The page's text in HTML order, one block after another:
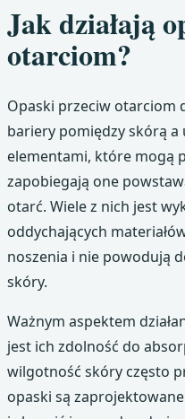
Jak działają
otarciom?
Opaski przeciw otarciom
bariery pomiędzy skórą
elementami, które mogą
zapobiegają one
otarć. Wiele z nich jest
oddychających
noszenia i nie powodują
skóry.
Ważnym aspektem
jest ich zdolność do
wilgotność skóry często
opaski są